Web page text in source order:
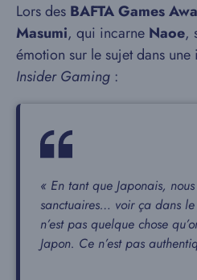
Lors des BAFTA Games
Masumi, qui incarne Naoe,
émotion sur le sujet dans
Insider Gaming :
« En tant que Japonais,
sanctuaires… voir ça dans
n’est pas quelque chose
Japon. Ce n’est pas